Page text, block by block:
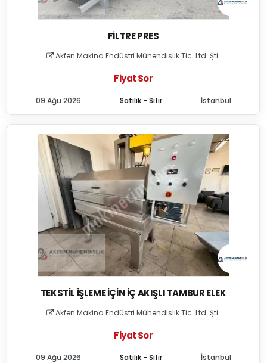
FILTRE PRES
Akfen Makina Endüstri Mühendislik Tic. Ltd. Şti.
Fiyat Sor
Satılık - Sıfır
09 Ağu 2026 İstanbul
TEKSTIL İŞLEME İÇIN İÇ AKIŞLI TAMBUR ELEK
Akfen Makina Endüstri Mühendislik Tic. Ltd. Şti.
Fiyat Sor
Satılık - Sıfır
09 Ağu 2026 İstanbul